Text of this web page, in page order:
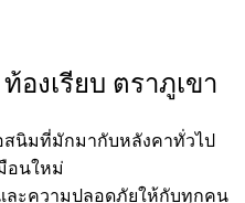
องเรียบ ตราภูเขา
สนิมที่มักมากับหลังคาทั่วไป
อนใหม่
ละความปลอดภัยให้กับทุกคน